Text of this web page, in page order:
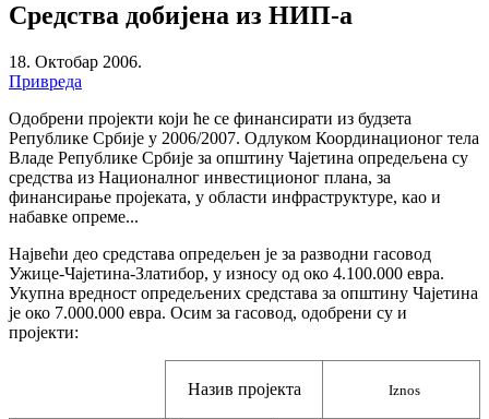
Удружења и НВО
Локална самоуправа
Скупштина
Председник
Општинско веће
Општинска управа
Општинско правобранилаштво
Месне заједнице
Јавна предузећа
Средства добијена из НИП-а
18. Октобар 2006.
Привреда
Одобрени пројекти који ће се финансирати из будзета
Републике Србије у 2006/2007. Одлуком Координационог тела
Владе Републике Србије за општину Чајетина опредељена су
средства из Националног инвестиционог плана, за
финансирање пројеката, у области инфраструктуре, као и
набавке опреме...
Највећи део средстава опредељен је за разводни гасовод
Ужице-Чајетина-Златибор, у износу од око 4.100.000 евра.
Укупна вредност опредељених средстава за општину Чајетина
је око 7.000.000 евра. Осим за гасовод, одобрени су и
пројекти:
Назив пројекта Iznos